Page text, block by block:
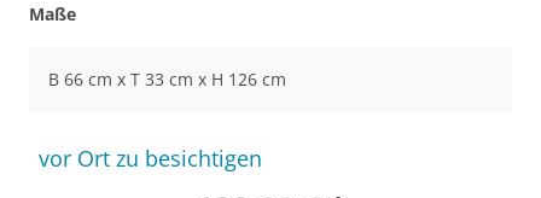
Maße
B 66 cm x T 33 cm x H 126 cm
vor Ort zu besichtigen